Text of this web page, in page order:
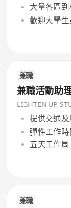
大量各區
歡迎大學
兼職
兼職活動助
LIGHTEN UP
提供交通
彈性工作
五天工作周
兼職